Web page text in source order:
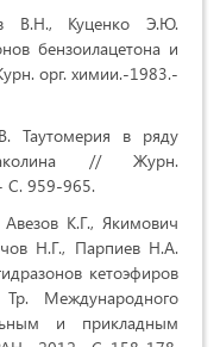
В.Н., Куценко Э.Ю.
бензоилацетона и
орг. химии.-1983.-
Таутомерия в ряду
// Журн.
С. 959-965.
К.Г., Якимович
Н.Г., Парпиев Н.А.
кетоэфиров
Международного
и прикладным